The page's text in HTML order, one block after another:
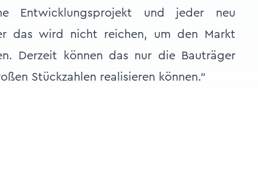
Entwicklungsprojekt und jeder neu
das wird nicht reichen, um den Markt
Derzeit können das nur die Bauträger
Stückzahlen realisieren können.“